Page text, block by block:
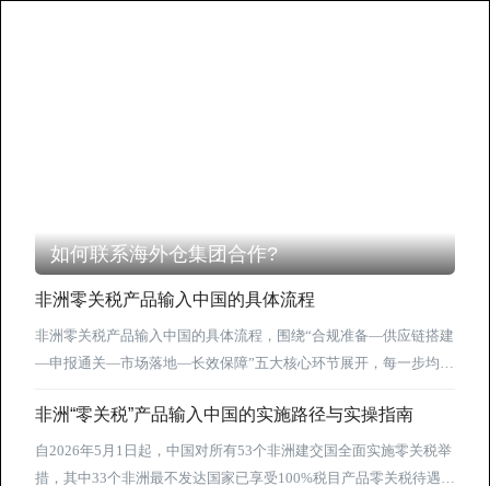
如何联系海外仓集团合作?
非洲零关税产品输入中国的具体流程
非洲零关税产品输入中国的具体流程，围绕“合规准备—供应链搭建
—申报通关—市场落地—长效保障”五大核心环节展开，每一步均贴
如下： 一、前期合规准备（核心前提） 1. 确认适用范围：核实进
口产品原产国是否在53个非洲建交国范围内（33个最不发达国家按
对应管理办法，20个非最不发达国家适用新增零关税政策），确认
非洲“零关税”产品输入中国的实施路径与实操指南
自2026年5月1日起，中国对所有53个非洲建交国全面实施零关税举
措，其中33个非洲最不发达国家已享受100%税目产品零关税待遇，